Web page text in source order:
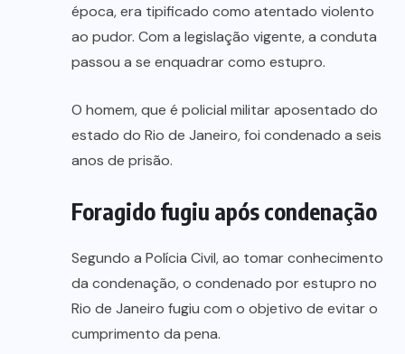
época, era tipificado como atentado violento
ao pudor. Com a legislação vigente, a conduta
passou a se enquadrar como estupro.
O homem, que é policial militar aposentado do
estado do Rio de Janeiro, foi condenado a seis
anos de prisão.
Foragido fugiu após condenação
Segundo a Polícia Civil, ao tomar conhecimento
da condenação, o condenado por estupro no
Rio de Janeiro fugiu com o objetivo de evitar o
cumprimento da pena.